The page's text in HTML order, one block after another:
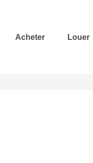
Acheter Louer